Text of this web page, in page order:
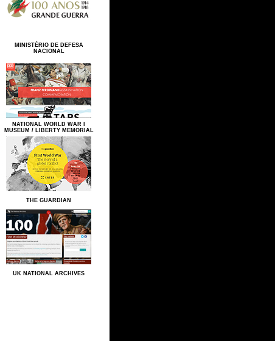
MINISTÉRIO DE DEFESA
NACIONAL
NATIONAL WORLD WAR I
MUSEUM / LIBERTY MEMORIAL
THE GUARDIAN
UK NATIONAL ARCHIVES